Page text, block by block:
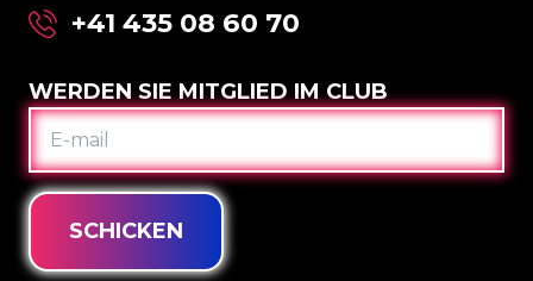
+41 435 08 60 70
WERDEN SIE MITGLIED IM CLUB
E-
SCHICKEN